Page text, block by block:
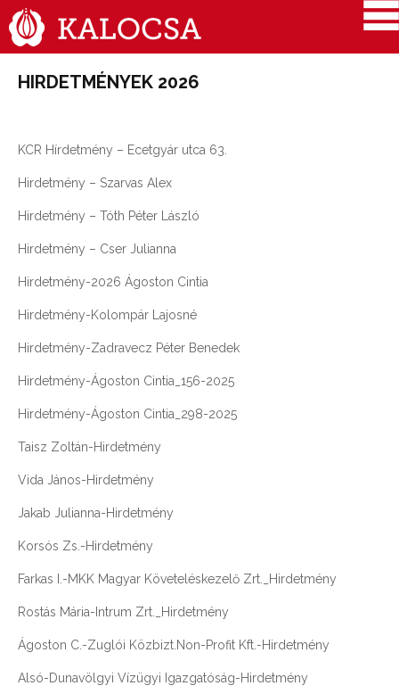
HIRDETMÉNYEK 2026
KCR Hírdetmény – Ecetgyár utca 63.
Hirdetmény – Szarvas Alex
Hirdetmény – Tóth Péter László
Hirdetmény – Cser Julianna
Hirdetmény-2026 Ágoston Cintia
Hirdetmény-Kolompár Lajosné
Hirdetmény-Zadravecz Péter Benedek
Hirdetmény-Ágoston Cintia_156-2025
Hirdetmény-Ágoston Cintia_298-2025
Taisz Zoltán-Hirdetmény
Vida János-Hirdetmény
Jakab Julianna-Hirdetmény
Korsós Zs.-Hirdetmény
Farkas I.-MKK Magyar Követeléskezelő Zrt._Hirdetmény
Rostás Mária-Intrum Zrt._Hirdetmény
Ágoston C.-Zuglói Közbizt.Non-Profit Kft.-Hirdetmény
Alsó-Dunavölgyi Vízügyi Igazgatóság-Hirdetmény